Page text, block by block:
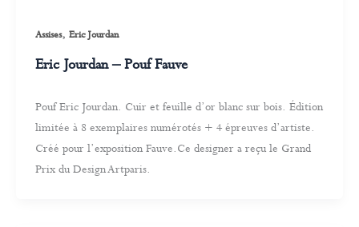
Assises, Eric Jourdan
Eric Jourdan – Pouf Fauve
Pouf Eric Jourdan. Cuir et feuille d’or blanc sur bois. Édition
limitée à 8 exemplaires numérotés + 4 épreuves d’artiste.
Créé pour l’exposition Fauve.Ce designer a reçu le Grand
Prix du Design Artparis.